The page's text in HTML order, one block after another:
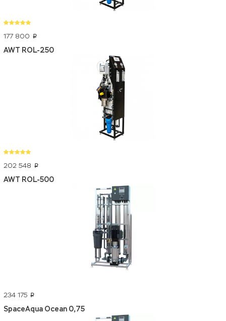
177 800 p
AWT ROL-250
202 548 p
AWT ROL-500
234 175 p
SpaceAqua Ocean 0,75